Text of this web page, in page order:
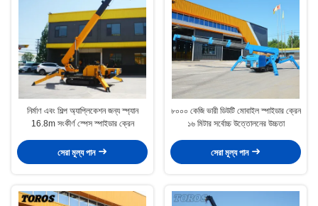
নির্মাণ এবং শিল্প অ্যাপ্লিকেশন জন্য স্প্যান
16.8m সংকীর্ণ স্পেস স্পাইডার ক্রেন
সেরা মূল্য পান
৮০০০ কেজি ভারী ডিউটি মোবাইল স্পাইডার ক্রেন
১৬ মিটার সর্বোচ্চ উত্তোলনের উচ্চতা
সেরা মূল্য পান